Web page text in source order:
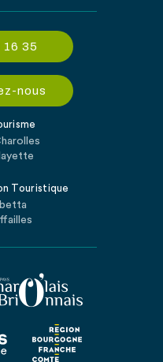
16 35
nous
Touristique